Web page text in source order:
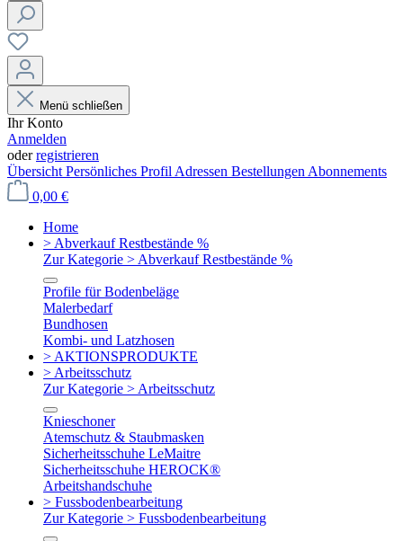
Menü schließen
Ihr Konto
Anmelden
oderregistrieren
Übersicht Persönliches Profil Adressen Bestellungen Abonnements
0,00 €
Home
> Abverkauf Restbestände %
Zur Kategorie > Abverkauf Restbestände %
Profile für Bodenbeläge
Malerbedarf
Bundhosen
Kombi- und Latzhosen
> AKTIONSPRODUKTE
> Arbeitsschutz
Zur Kategorie > Arbeitsschutz
Knieschoner
Atemschutz & Staubmasken
Sicherheitsschuhe LeMaitre
Sicherheitsschuhe HEROCK®
Arbeitshandschuhe
> Fussbodenbearbeitung
Zur Kategorie > Fussbodenbearbeitung